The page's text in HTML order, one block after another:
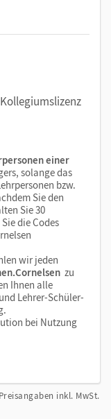
einer
solange das
bzw.
Sie den
Sie 30
die Codes
wir jeden
zu
Ihnen alle
Lehrer-Schüler-
bei Nutzung
inkl. MwSt.